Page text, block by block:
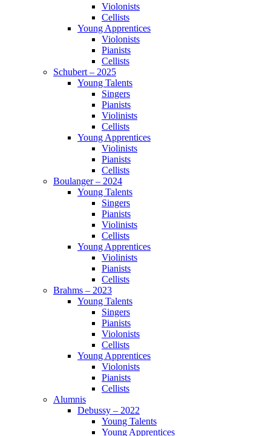
Violonists
Cellists
Young Apprentices
Violonists
Pianists
Cellists
Schubert – 2025
Young Talents
Singers
Pianists
Violinists
Cellists
Young Apprentices
Violinists
Pianists
Cellists
Boulanger – 2024
Young Talents
Singers
Pianists
Violinists
Cellists
Young Apprentices
Violinists
Pianists
Cellists
Brahms – 2023
Young Talents
Singers
Pianists
Violonists
Cellists
Young Apprentices
Violonists
Pianists
Cellists
Alumnis
Debussy – 2022
Young Talents
Young Apprentices